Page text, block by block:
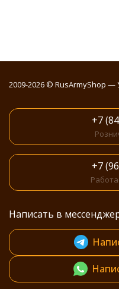
2009-2026 © RusArmyShop
+7
+7
Написать в